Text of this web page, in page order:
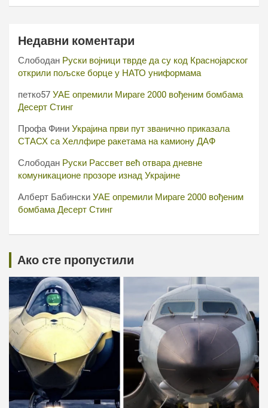
Недавни коментари
Слободан Руски војници тврде да су код Краснојарског
открили пољске борце у НАТО униформама
петко57 УАЕ опремили Мираге 2000 вођеним бомбама
Десерт Стинг
Профа Фини Украјина први пут званично приказала
СТАСХ са Хеллфире ракетама на камиону ДАФ
Слободан Руски Рассвет већ отвара дневне
комуникационе прозоре изнад Украјине
Алберт Бабински УАЕ опремили Мираге 2000 вођеним
бомбама Десерт Стинг
Ако сте пропустили